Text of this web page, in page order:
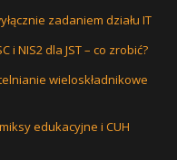
zadaniem działu IT
i NIS2 dla JST – co zrobić?
wieloskładnikowe
edukacyjne i CUH